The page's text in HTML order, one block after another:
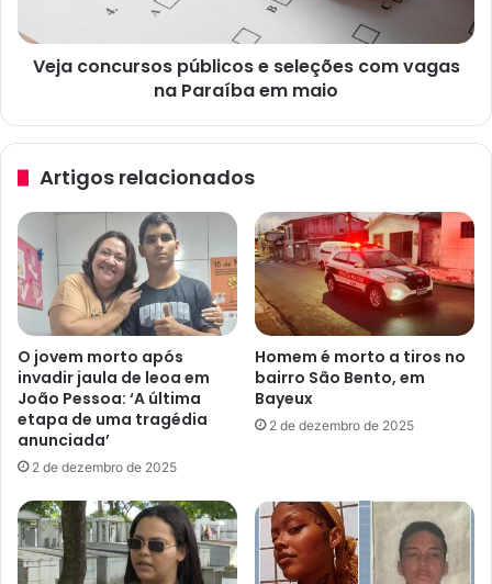
u
r
d
u
t
o
e
s
e
m
J
ã
o
P
e
s
u
l
i
c
o
s
e
e
ç
e
s
c
o
Veja concursos públicos e seleções com vagas
na Paraíba em maio
Artigos relacionados
O jovem morto após
invadir jaula de leoa em
João Pessoa: ‘A última
etapa de uma tragédia
anunciada’
2 de dezembro de 2025
Homem é morto a tiros no
bairro São Bento, em
Bayeux
2 de dezembro de 2025